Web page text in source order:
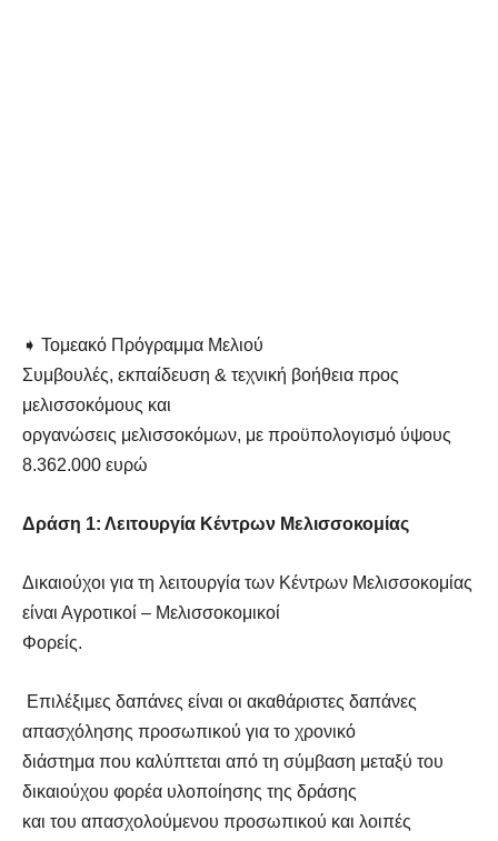
➧ Τομεακό Πρόγραμμα Μελιού
Συμβουλές, εκπαίδευση & τεχνική βοήθεια προς
μελισσοκόμους και
οργανώσεις μελισσοκόμων, με προϋπολογισμό ύψους
8.362.000 ευρώ
Δράση 1: Λειτουργία Κέντρων Μελισσοκομίας
Δικαιούχοι για τη λειτουργία των Κέντρων Μελισσοκομίας
είναι Αγροτικοί – Μελισσοκομικοί
Φορείς.
Επιλέξιμες δαπάνες είναι οι ακαθάριστες δαπάνες
απασχόλησης προσωπικού για το χρονικό
διάστημα που καλύπτεται από τη σύμβαση μεταξύ του
δικαιούχου φορέα υλοποίησης της δράσης
και του απασχολούμενου προσωπικού και λοιπές